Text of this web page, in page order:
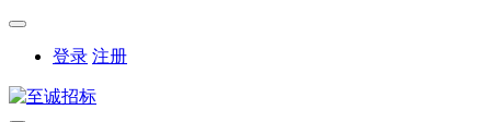
登录 注册